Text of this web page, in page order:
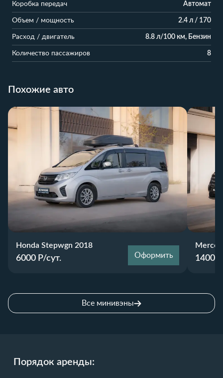
Коробка передач Автомат
Объем / мощность 2.4 л / 170
Расход / двигатель 8.8 л/100 км, Бензин
Количество пассажиров 8
Похожие авто
Honda Stepwgn 2018
6000 Р/сут. Оформить 14000
Все минивэны
Порядок аренды: